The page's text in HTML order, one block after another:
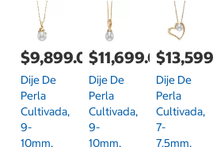
$9,899.00
Dije De
Perla
Cultivada,
9-
10mm,
$11,699.00
Dije De
Perla
Cultivada,
9-
10mm,
Dije De
Perla
Cultivada,
7-
7.5mm,